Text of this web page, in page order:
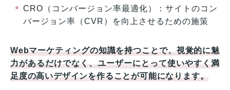
CRO（コンバージョン率最適化）：サイトのコン
バージョン率（CVR）を向上させるための施策
Webマーケティングの知識を持つことで、視覚的に魅
力があるだけでなく、ユーザーにとって使いやすく満
足度の高いデザインを作ることが可能になります。